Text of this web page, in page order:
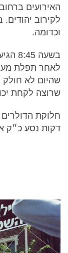
האירועים
לקירוב
וכדומה.
לאחר תפלת
שהיום לא חולק
שרוצה לקחת
דקות נסע כ״ק